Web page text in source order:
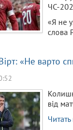
ЧС-
«Я не
слова
«Не варто
від